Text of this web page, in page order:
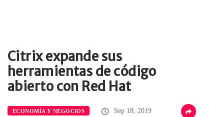
Citrix expande sus
herramientas de código
abierto con Red Hat
ECONOMÍA Y NEGOCIOS Sep 18, 2019